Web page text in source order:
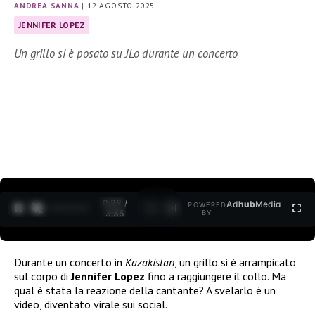
ANDREA SANNA | 12 AGOSTO 2025
JENNIFER LOPEZ
Un grillo si è posato su JLo durante un concerto
0:30 /
3:35
POWERED
BY
AdhubMedia
Durante un concerto in Kazakistan , un grillo si è arrampicato
sul corpo diJennifer Lopez fino a raggiungere il collo. Ma
qual è stata la reazione della cantante? A svelarlo è un
video, diventato virale sui social.